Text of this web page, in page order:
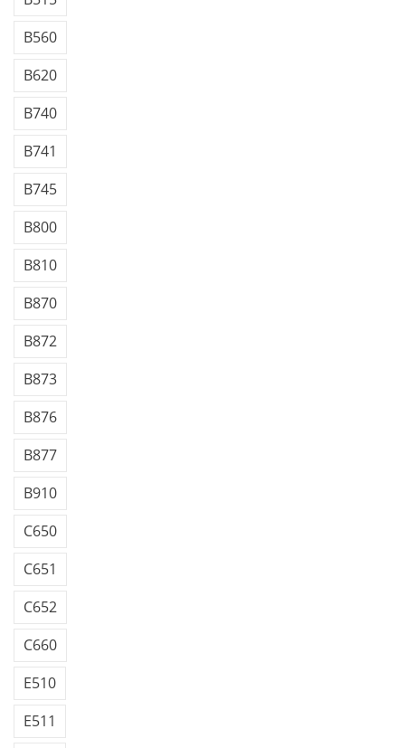
B560
B620
B740
B741
B745
B800
B810
B870
B872
B873
B876
B877
B910
C650
C651
C652
C660
E510
E511